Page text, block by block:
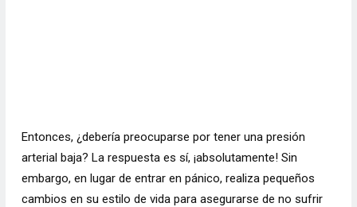
Entonces, ¿debería preocuparse por tener una presión
arterial baja? La respuesta es sí, ¡absolutamente! Sin
embargo, en lugar de entrar en pánico, realiza pequeños
cambios en su estilo de vida para asegurarse de no sufrir